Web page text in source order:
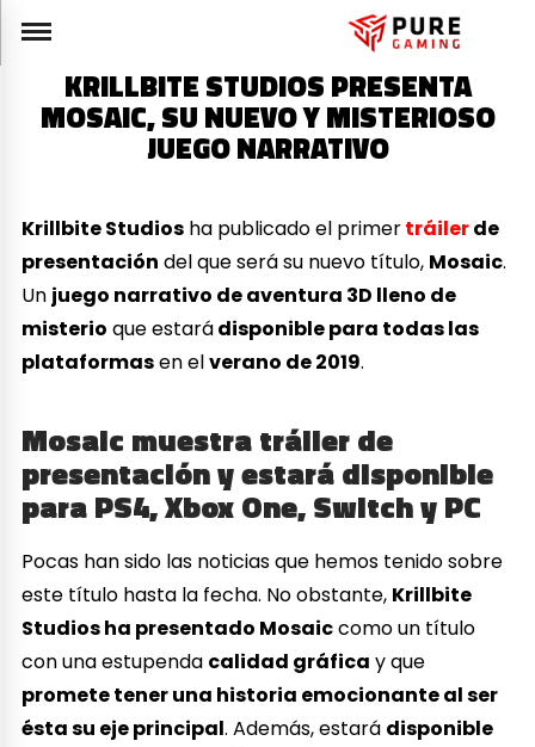
KRILLBITE STUDIOS PRESENTA
MOSAIC, SU NUEVO Y MISTERIOSO
JUEGO NARRATIVO
Krillbite Studios ha publicado el primertráilerde
presentación del que será su nuevo título, Mosaic.
Un juego narrativo de aventura 3D lleno de
misterio que estarádisponible para todas las
plataformasen elverano de 2019.
Mosaic muestra tráiler de
presentación y estará disponible
para PS4, Xbox One, Switch y PC
Pocas han sido las noticias que hemos tenido sobre
este título hasta la fecha. No obstante, Krillbite
Studios ha presentado Mosaiccomo un título
con una estupenda calidad gráfica y que
promete tener una historia emocionante al ser
ésta su eje principal. Además, estará disponible